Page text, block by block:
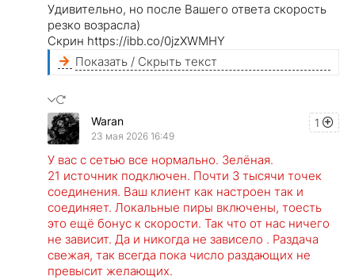
Удивительно, но после Вашего ответа скорость
резко возрасла)
Скрин https://ibb.co/0jzXWMHY
Показать / Скрыть текст
1
Waran
23 мая 2026 16:49
У вас с сетью все нормально. Зелёная.
21 источник подключен. Почти 3 тысячи точек
соединения. Ваш клиент как настроен так и
соединяет. Локальные пиры включены, тоесть
это ещё бонус к скорости. Так что от нас ничего
не зависит. Да и никогда не зависело . Раздача
свежая, так всегда пока число раздающих не
превысит желающих.